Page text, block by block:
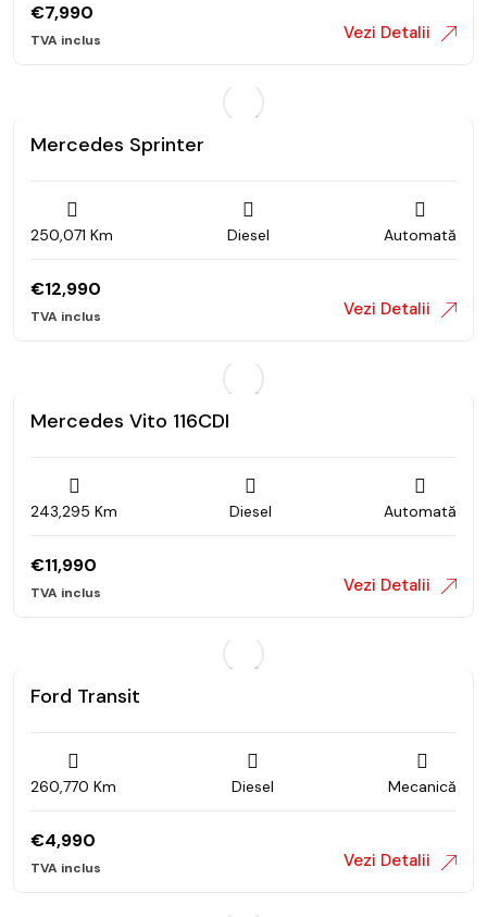
€7,990
Vezi Detalii
Mercedes Sprinter
250,071 Km Diesel Automată
€12,990
Vezi Detalii
Mercedes Vito 116CDI
243,295 Km Diesel Automată
€11,990
Vezi Detalii
Ford Transit
260,770 Km Diesel Mecanică
€4,990
Vezi Detalii